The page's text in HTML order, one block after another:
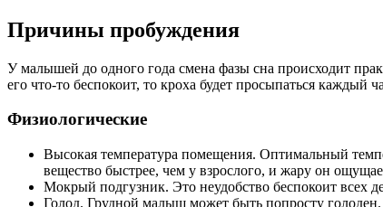
Причины пробуждения
У малышей до одного года смена фазы сна происходит
его что-то беспокоит, то кроха будет просыпаться
Физиологические
Высокая температура помещения. Оптимальный
вещество быстрее, чем у взрослого, и жару он
Мокрый подгузник. Это неудобство беспокоит всех
Голод. Грудной малыш может быть попросту